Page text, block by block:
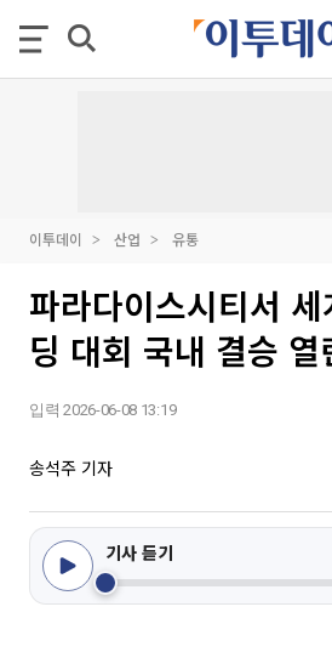
이투데이 산업 유통
파라다이스시티서
딩 대회 국내 결승 열
입력 2026-06-08 13:19
송석주 기자
기사 듣기